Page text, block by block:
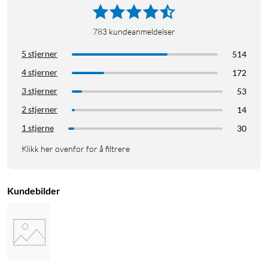
783 kundeanmeldelser
5 stjerner
514
4 stjerner
172
3 stjerner
53
2 stjerner
14
1 stjerne
30
Klikk her ovenfor for å filtrere
Kundebilder